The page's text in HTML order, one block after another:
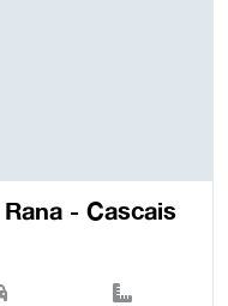
Rana - Cascais